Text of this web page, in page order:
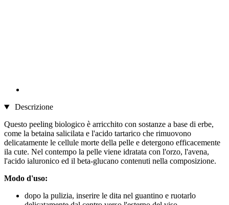
Descrizione
Questo peeling biologico è arricchito con sostanze a base di erbe,
come la betaina salicilata e l'acido tartarico che rimuovono
delicatamente le cellule morte della pelle e detergono efficacemente
ila cute. Nel contempo la pelle viene idratata con l'orzo, l'avena,
l'acido ialuronico ed il beta-glucano contenuti nella composizione.
Modo d'uso:
dopo la pulizia, inserire le dita nel guantino e ruotarlo